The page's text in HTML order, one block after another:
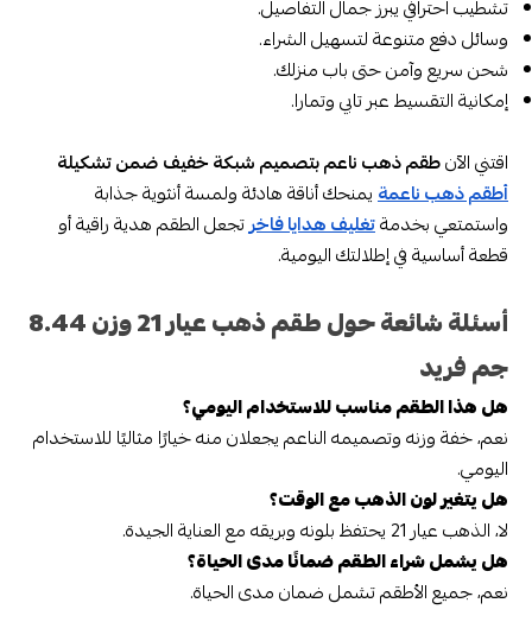
تشطيب احترافي يبرز جمال التفاصيل.
وسائل دفع متنوعة لتسهيل الشراء.
شحن سريع وآمن حتى باب منزلك.
إمكانية التقسيط عبر تابي وتمارا.
اقتني الآنطقم ذهب ناعم بتصميم شبكة خفيفضمن تشكيلة
أطقم ذهب ناعمةيمنحك أناقة هادئة ولمسة أنثوية جذابة
واستمتعي بخدمةتغليف هدايا فاخرتجعل الطقم هدية راقية أو
قطعة أساسية في إطلالتك اليومية.
أسئلة شائعة حول طقم ذهب عيار 21 وزن 8.44
جم فريد
هل هذا الطقم مناسب للاستخدام اليومي؟
نعم، خفة وزنه وتصميمه الناعم يجعلان منه خيارًا مثاليًا للاستخدام
اليومي.
هل يتغير لون الذهب مع الوقت؟
لا، الذهب عيار 21 يحتفظ بلونه وبريقه مع العناية الجيدة.
هل يشمل شراء الطقم ضمانًا مدى الحياة؟
نعم، جميع الأطقم تشمل ضمان مدى الحياة.